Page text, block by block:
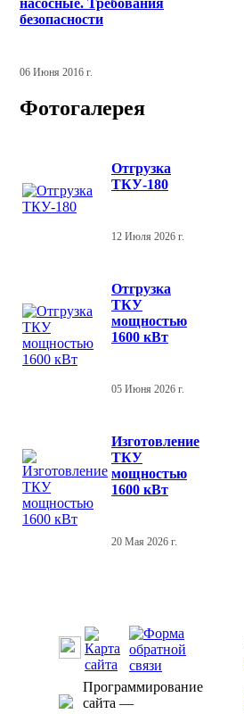
насосные. Требования
безопасности
06 Июня 2016 г.
Фотогалерея
Отгрузка
ТКУ-180
12 Июля 2026 г.
Отгрузка
ТКУ
мощностью
1600 кВт
05 Июня 2026 г.
Изготовление
ТКУ
мощностью
1600 кВт
20 Мая 2026 г.
Программирование
сайта —